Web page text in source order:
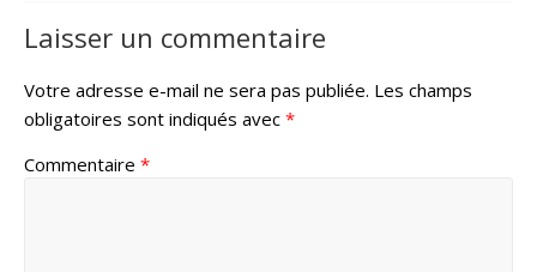
Laisser un commentaire
Votre adresse e-mail ne sera pas publiée. Les champs
obligatoires sont indiqués avec *
Commentaire *